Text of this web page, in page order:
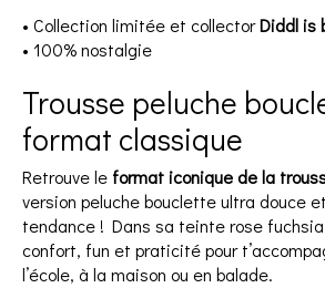
• Collection limitée et collectorDiddl is
• 100% nostalgie
Trousse peluche
format classique
Retrouve le format iconique de la
version peluche bouclette ultra douce
tendance ! Dans sa teinte rose fuchsia
confort, fun et praticité pour
l’école, à la maison ou en balade.